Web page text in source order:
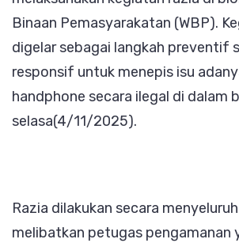
Binaan Pemasyarakatan (WBP).
digelar sebagai langkah preventif
responsif untuk menepis isu
handphone secara ilegal di dalam
selasa(4/11/2025).
Razia dilakukan secara
melibatkan petugas pengamanan